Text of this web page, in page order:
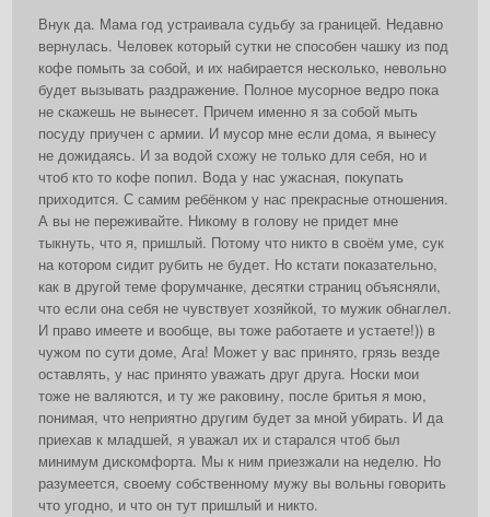
Внук да. Мама год устраивала судьбу за границей. Недавно
вернулась. Человек который сутки не способен чашку из под
кофе помыть за собой, и их набирается несколько, невольно
будет вызывать раздражение. Полное мусорное ведро пока
не скажешь не вынесет. Причем именно я за собой мыть
посуду приучен с армии. И мусор мне если дома, я вынесу
не дожидаясь. И за водой схожу не только для себя, но и
чтоб кто то кофе попил. Вода у нас ужасная, покупать
приходится. С самим ребёнком у нас прекрасные отношения.
А вы не переживайте. Никому в голову не придет мне
тыкнуть, что я, пришлый. Потому что никто в своём уме, сук
на котором сидит рубить не будет. Но кстати показательно,
как в другой теме форумчанке, десятки страниц объясняли,
что если она себя не чувствует хозяйкой, то мужик обнаглел.
И право имеете и вообще, вы тоже работаете и устаете!)) в
чужом по сути доме, Ага! Может у вас принято, грязь везде
оставлять, у нас принято уважать друг друга. Носки мои
тоже не валяются, и ту же раковину, после бритья я мою,
понимая, что неприятно другим будет за мной убирать. И да
приехав к младшей, я уважал их и старался чтоб был
минимум дискомфорта. Мы к ним приезжали на неделю. Но
разумеется, своему собственному мужу вы вольны говорить
что угодно, и что он тут пришлый и никто.